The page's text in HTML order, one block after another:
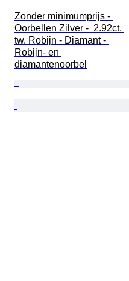
Zonder minimumprijs -
Oorbellen Zilver -  2.92ct.
tw. Robijn - Diamant -
Robijn- en
diamantenoorbel